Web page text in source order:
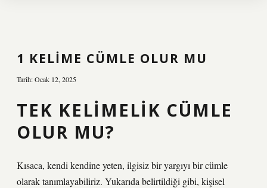
1 KELIME CÜMLE OLUR MU
Tarih: Ocak 12, 2025
TEK KELIMELIK CÜMLE
OLUR MU?
Kısaca, kendi kendine yeten, ilgisiz bir yargıyı bir cümle
olarak tanımlayabiliriz. Yukarıda belirtildiği gibi, kişisel